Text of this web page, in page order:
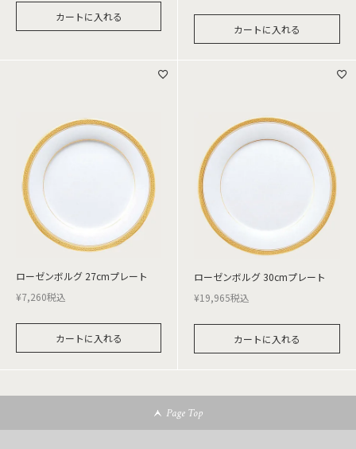
カートに入れる
カートに入れる
ローゼンボルグ 27cmプレート
¥7,260税込
カートに入れる
ローゼンボルグ 30cmプレート
¥19,965税込
カートに入れる
Page Top